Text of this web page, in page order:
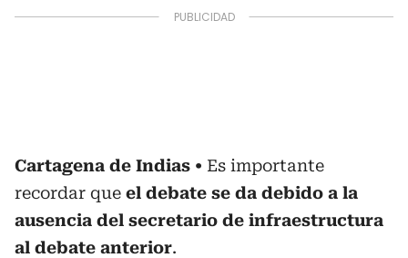
Cartagena de Indias
Es importante
recordar que el debate se da debido a la
ausencia del secretario de infraestructura
al debate anterior.